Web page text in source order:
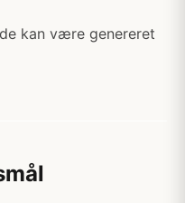
kan være genereret